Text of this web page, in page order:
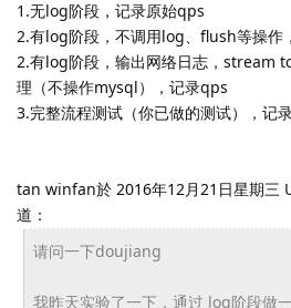
1.无log阶段，记录原始qps
2.有log阶段，不调用log、flush等操作
2.有log阶段，输出网络日志，stream
理（不操作mysql），记录qps
3.完整流程测试（你已做的测试），记
tan winfan於 2016年12月21日星期三
道：
请问一下doujiang
我昨天实验了一下，通过 log阶段做